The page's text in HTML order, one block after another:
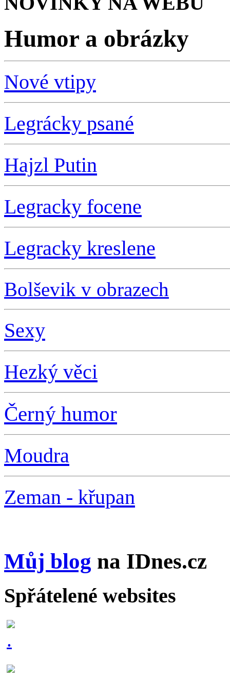
Humor a obrázky
Nové vtipy
Legrácky psané
Hajzl Putin
Legracky focene
Legracky kreslene
Bolševik v obrazech
Sexy
Hezký věci
Černý humor
Moudra
Zeman - křupan
Můj blog na IDnes.cz
Spřátelené websites